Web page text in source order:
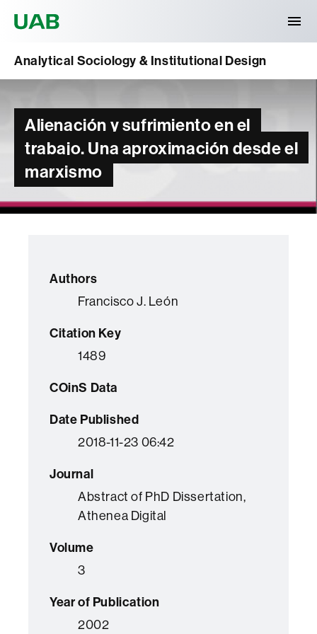
Analytical Sociology & Institutional Design
Alienación y sufrimiento en el
trabajo. Una aproximación desde el
marxismo
Authors
Francisco J. León
Citation Key
1489
COinS Data
Date Published
2018-11-23 06:42
Journal
Abstract of PhD Dissertation,
Athenea Digital
Volume
3
Year of Publication
2002